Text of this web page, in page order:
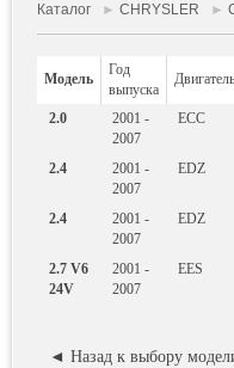
Каталог ► CHRYSLER ►
Модель
Год
выпуска
Двигатель
2.0
2001 -
2007
ECC
2.4
2001 -
2007
EDZ
2.4
2001 -
2007
EDZ
2.7 V6
24V
2001 -
2007
EES
◄ Назад к выбору